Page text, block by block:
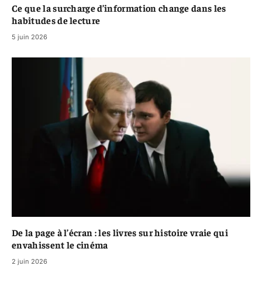
Ce que la surcharge d’information change dans les
habitudes de lecture
5 juin 2026
De la page à l’écran : les livres sur histoire vraie qui
envahissent le cinéma
2 juin 2026